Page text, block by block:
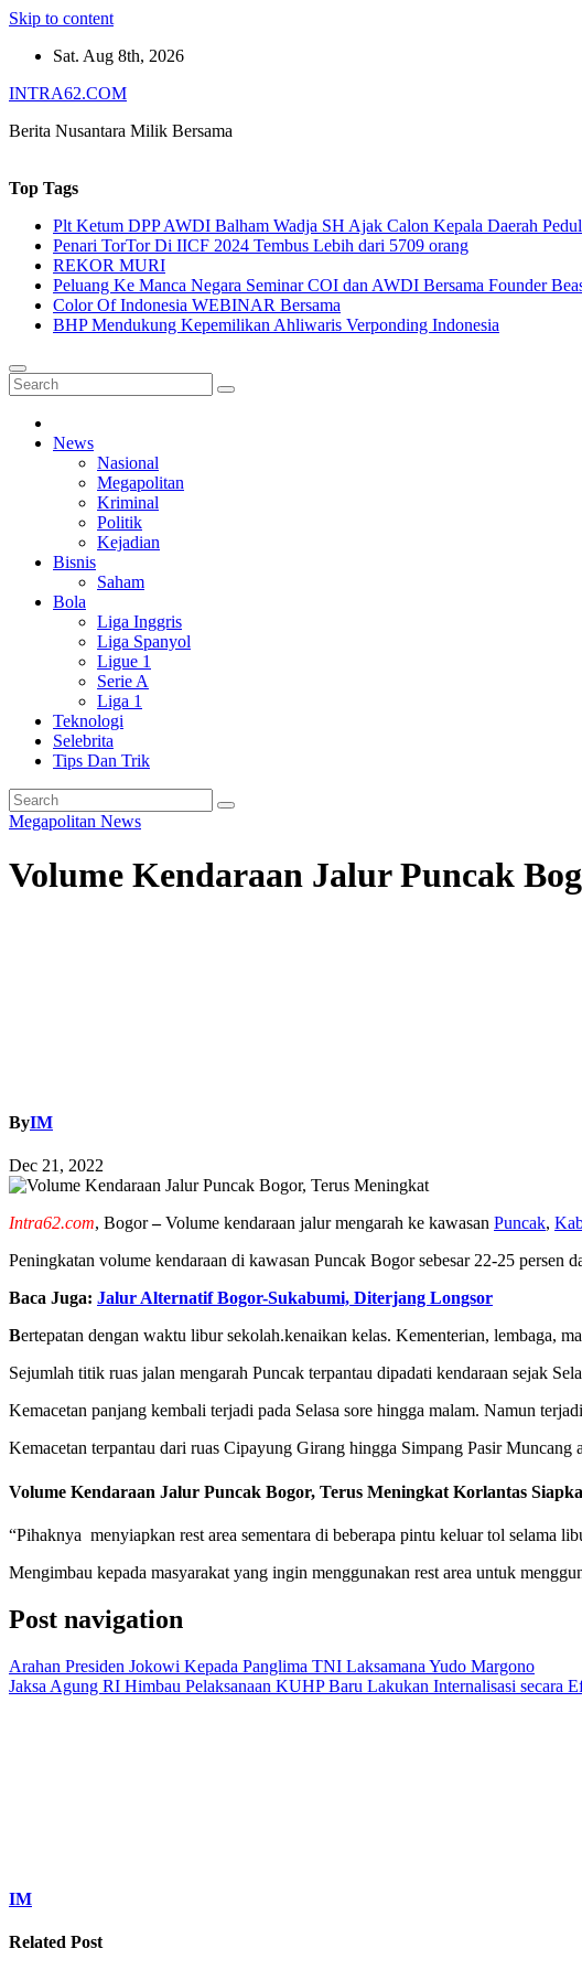
Skip to content
Sat. Aug 8th, 2026
INTRA62.COM
Berita Nusantara Milik Bersama
Top Tags
Plt Ketum DPP AWDI Balham Wadja SH Ajak Calon Kepala Daerah
Penari TorTor Di IICF 2024 Tembus Lebih dari 5709 orang
REKOR MURI
Peluang Ke Manca Negara Seminar COI dan AWDI Bersama Founder
Color Of Indonesia WEBINAR Bersama
BHP Mendukung Kepemilikan Ahliwaris Verponding Indonesia
News
Nasional
Megapolitan
Kriminal
Politik
Kejadian
Bisnis
Saham
Bola
Liga Inggris
Liga Spanyol
Ligue 1
Serie A
Liga 1
Teknologi
Selebrita
Tips Dan Trik
Megapolitan News
Volume Kendaraan Jalur Puncak
ByIM
Dec 21, 2022
Intra62.com, Bogor–Volume kendaraan jalur mengarah ke kawasan Puncak,
Peningkatan volume kendaraan di kawasan Puncak Bogor sebesar 22-25 persen
Baca Juga: Jalur Alternatif Bogor-Sukabumi, Diterjang Longsor
Bertepatan dengan waktu libur sekolah.kenaikan kelas. Kementerian, lembaga,
Sejumlah titik ruas jalan mengarah Puncak terpantau dipadati kendaraan sejak
Kemacetan panjang kembali terjadi pada Selasa sore hingga malam. Namun
Kemacetan terpantau dari ruas Cipayung Girang hingga Simpang Pasir
Volume Kendaraan Jalur Puncak Bogor, Terus Meningkat Korlantas
“Pihaknya menyiapkan rest area sementara di beberapa pintu keluar tol
Mengimbau kepada masyarakat yang ingin menggunakan rest area untuk
Post navigation
Arahan Presiden Jokowi Kepada Panglima TNI Laksamana Yudo Margono
Jaksa Agung RI Himbau Pelaksanaan KUHP Baru Lakukan Internalisasi secara
IM
Related Post